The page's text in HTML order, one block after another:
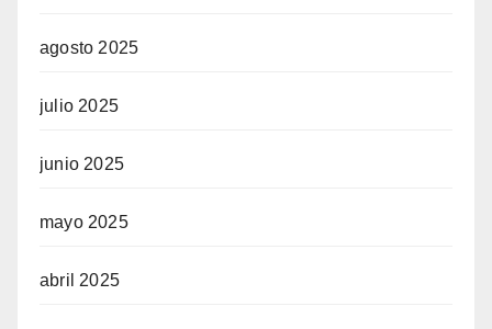
agosto 2025
julio 2025
junio 2025
mayo 2025
abril 2025